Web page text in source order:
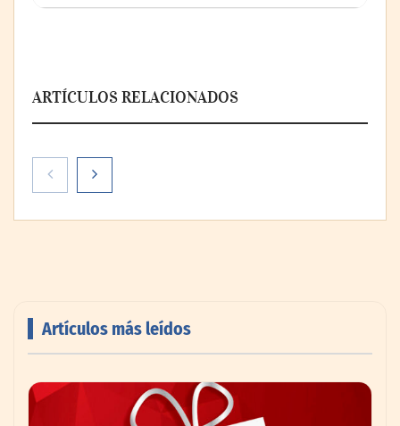
ARTÍCULOS RELACIONADOS
impulsando la colaboración en el sector
Artículos más leídos